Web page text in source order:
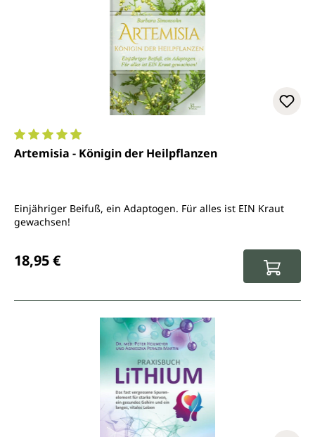
Durchschnittliche Bewertung von 4.9 von 5 Sternen
Artemisia - Königin der Heilpflanzen
Einjähriger Beifuß, ein Adaptogen. Für alles ist EIN Kraut
gewachsen!
18,95 €